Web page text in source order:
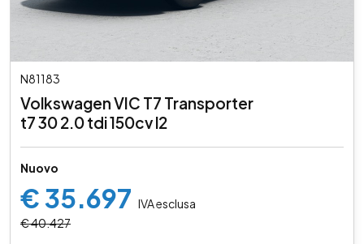
N81183
Volkswagen VIC T7 Transporter
t7 30 2.0 tdi 150cv l2
Nuovo
€ 35.697 IVA esclusa
€ 40.427